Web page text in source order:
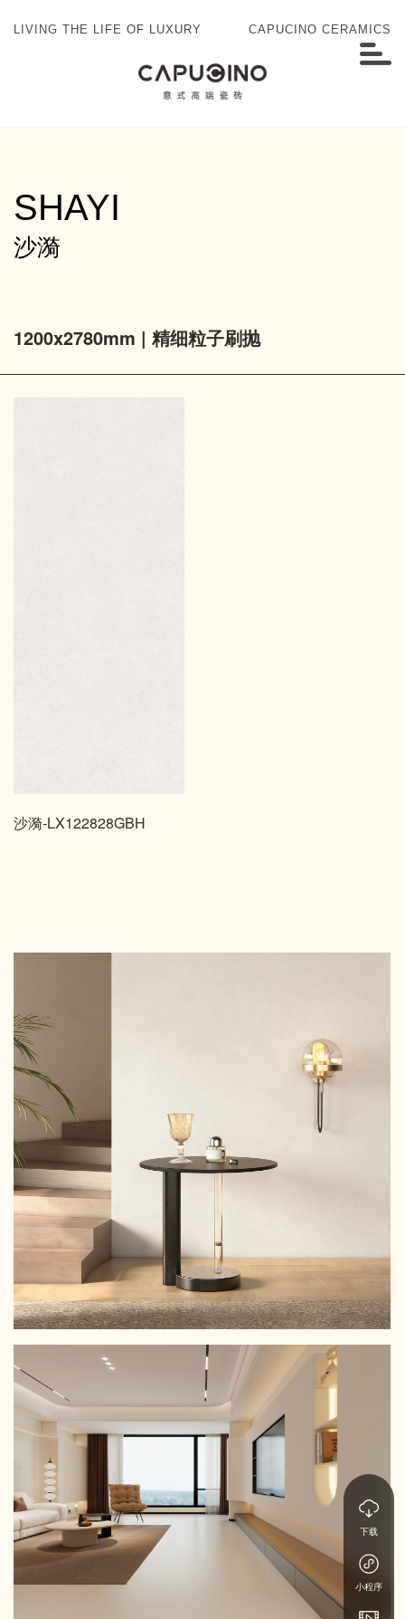
LIVING THE LIFE OF LUXURY CAPUCINO CERAMICS
SHAYI
沙漪
1200x2780mm | 精细粒子刷抛
沙漪-LX122828GBH
下载
小程序